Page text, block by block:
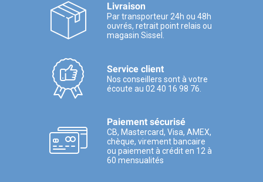
Livraison
Par transporteur 24h ou 48h
ouvrés, retrait point relais ou
magasin Sissel.
Service client
Nos conseillers sont à votre
écoute au 02 40 16 98 76.
Paiement sécurisé
CB, Mastercard, Visa, AMEX,
chèque, virement bancaire
ou paiement à crédit en 12 à
60 mensualités